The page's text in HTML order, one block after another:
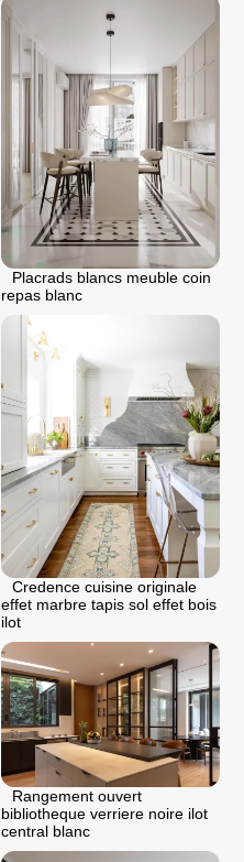
Placrads blancs meuble coin
repas blanc
Credence cuisine originale
effet marbre tapis sol effet bois
ilot
Rangement ouvert
bibliotheque verriere noire ilot
central blanc